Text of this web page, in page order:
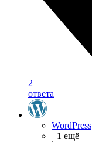
2
ответа
WordPress
+1 ещё